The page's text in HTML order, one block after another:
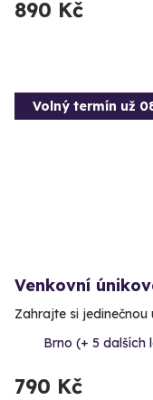
890 Kč
Volný termín už
Venkovní
Zahrajte si
Brno (+ 5 dalších
790 Kč